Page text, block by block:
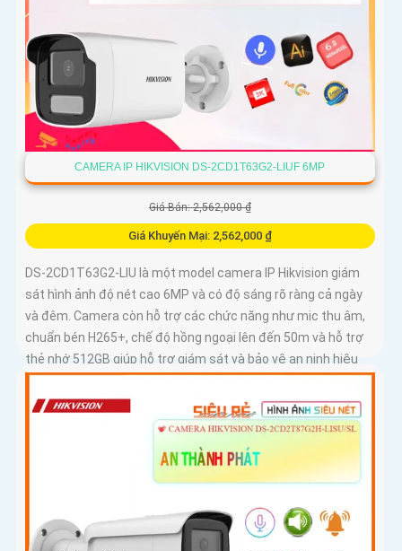
CAMERA IP HIKVISION DS-2CD1T63G2-LIUF 6MP
Giá Bán: 2,562,000 ₫
Giá Khuyến Mại: 2,562,000 ₫
DS-2CD1T63G2-LIU là một model camera IP Hikvision giám
sát hình ảnh độ nét cao 6MP và có độ sáng rõ ràng cả ngày
và đêm. Camera còn hỗ trợ các chức năng như mic thu âm,
chuẩn bén H265+, chế độ hồng ngoại lên đến 50m và hỗ trợ
thẻ nhớ 512GB giúp hỗ trợ giám sát và bảo vệ an ninh hiệu
quả